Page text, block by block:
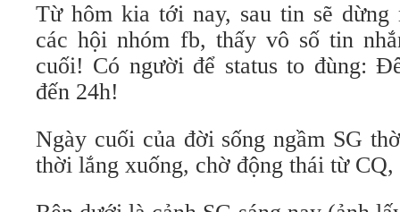
Từ hôm kia tới nay, sau tin sẽ dừng
các hội nhóm fb, thấy vô số tin
cuối! Có người để status to đùng:
đến 24h!
Ngày cuối của đời sống ngầm SG
thời lắng xuống, chờ động thái từ